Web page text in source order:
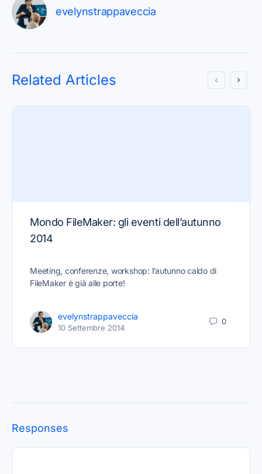
evelynstrappaveccia
Related Articles
Mondo FileMaker: gli eventi dell’autunno
2014
Meeting, conferenze, workshop: l’autunno caldo di
FileMaker è già alle porte!
evelynstrappaveccia
10 Settembre 2014
0
Responses